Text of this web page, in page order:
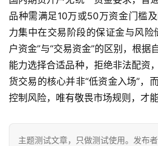
品种需满足10万或50万资金门槛
力集中在交易阶段的保证金与风险
户资金”与“交易资金”的区别，根据
能力选择合适品种，拒绝非法配资
货交易的核心并非“低资金入场”，
控制风险，唯有敬畏市场规则，才
主题测试文章，只做测试使用。发布